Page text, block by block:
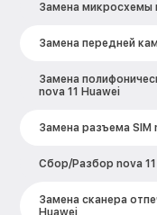
Замена микросхемы
Замена передней
Замена
nova 11 Huawei
Замена разъема SIM
Сбор/Разбор nova
Замена сканера
Huawei